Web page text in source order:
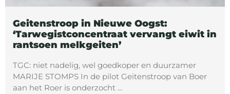
Geitenstroop in Nieuwe Oogst:
‘Tarwegistconcentraat vervangt eiwit in
rantsoen melkgeiten’
TGC: niet nadelig, wel goedkoper en duurzamer
MARIJE STOMPS In de pilot Geitenstroop van Boer
aan het Roer is onderzocht …